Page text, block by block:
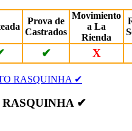
Prova de
Castrados
Movimiento
a La
Rienda
✔ X
RASQUINHA ✔